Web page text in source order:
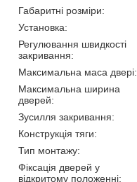
Габаритні розміри:
Установка:
Регулювання швидкості
закривання:
Максимальна маса двері:
Максимальна ширина
дверей:
Зусилля закривання:
Конструкція тяги:
Тип монтажу:
Фіксація дверей у
відкритому положенні: